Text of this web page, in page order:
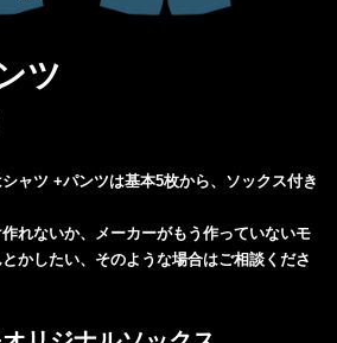
ツ
ャツ +パンツは基本5枚から、ソックス付き
れないか、メーカーがもう作っていないモ
かしたい、そのような場合はご相談くださ